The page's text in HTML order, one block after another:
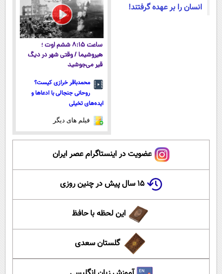
انسان را بر عهده گرفتند!
ساعت ۸:۱۵ ششم اوت ؛
هیروشیما / وقتی شهر در دیگ
قیر می‌جوشید
محمدباقر خرازی کیست؟
روحانی جنجالی با ادعاها و
ایده‌های تخیلی
فیلم های دیگر
عضویت در اینستاگرام عصر ایران
۱۵ سال پیش در چنین روزی
این لحظه با حافظ
گلستان سعدی